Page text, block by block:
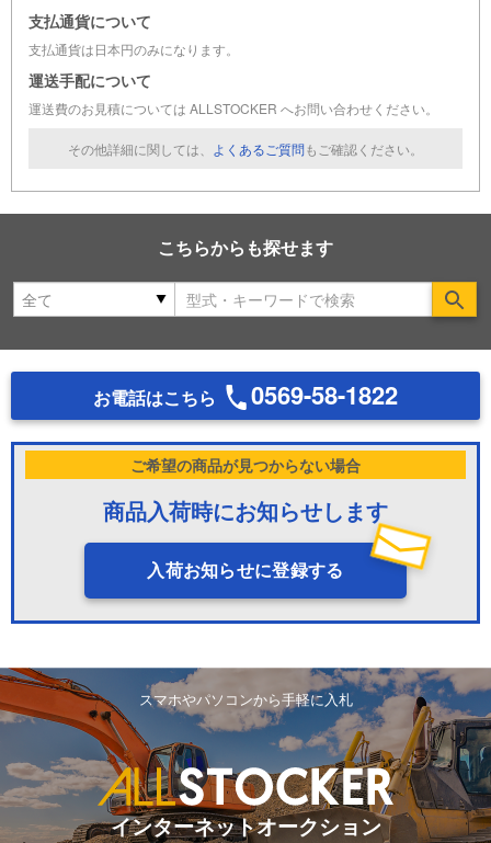
支払通貨について
支払通貨は日本円のみになります。
運送手配について
運送費のお見積については ALLSTOCKER へお問い合わせください。
その他詳細に関しては、 よくあるご質問もご確認ください。
こちらからも探せます
お電話はこちら 0569-58-1822
ご希望の商品が見つからない場合
商品入荷時にお知らせします
入荷お知らせに登録する
スマホやパソコンから手軽に入札
インターネットオークション